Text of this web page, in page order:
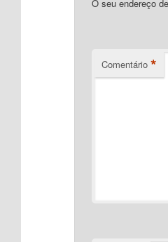
O seu endereço
Comentário *